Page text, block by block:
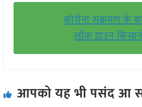
कोरोना संक्रमण के
लॉक डाउन
आपको यह भी पसंद आ